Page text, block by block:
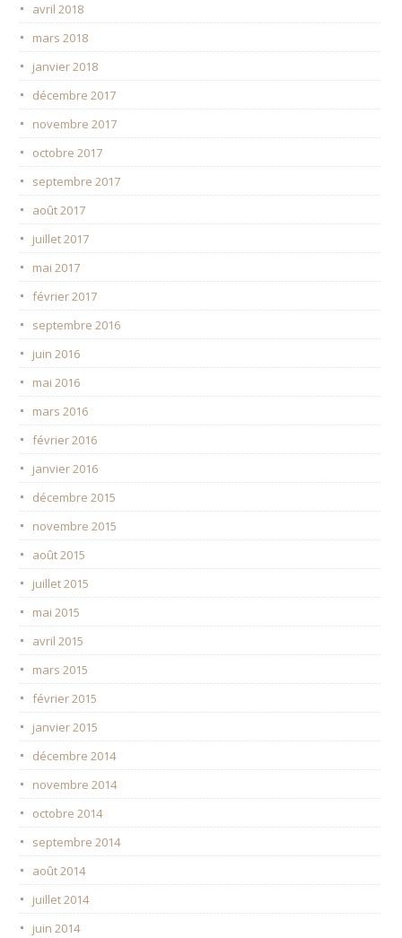
avril 2018
mars 2018
janvier 2018
décembre 2017
novembre 2017
octobre 2017
septembre 2017
août 2017
juillet 2017
mai 2017
février 2017
septembre 2016
juin 2016
mai 2016
mars 2016
février 2016
janvier 2016
décembre 2015
novembre 2015
août 2015
juillet 2015
mai 2015
avril 2015
mars 2015
février 2015
janvier 2015
décembre 2014
novembre 2014
octobre 2014
septembre 2014
août 2014
juillet 2014
juin 2014